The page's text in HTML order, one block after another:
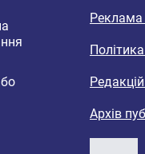
Реклама
Архів